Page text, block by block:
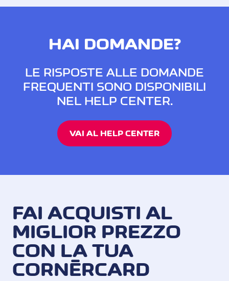
HAI DOMANDE?
LE RISPOSTE ALLE DOMANDE
FREQUENTI SONO DISPONIBILI
NEL HELP CENTER.
VAI AL HELP CENTER
FAI ACQUISTI AL
MIGLIOR PREZZO
CON LA TUA
CORNÈRCARD